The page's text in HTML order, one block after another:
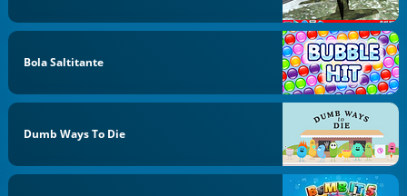
Bola Saltitante
Dumb Ways To Die